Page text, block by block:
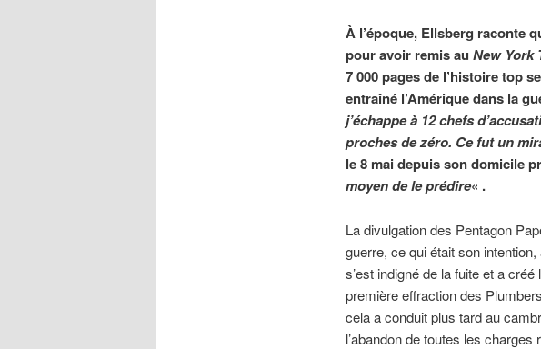
À l’époque, Ellsberg raconte
pour avoir remis au New York
7 000 pages de l’histoire top
entraîné l’Amérique dans la
j’échappe à 12 chefs
proches de zéro. Ce fut un
le 8 mai depuis son domicile
moyen de le prédire« .
La divulgation des Pentagon
guerre, ce qui était son
s’est indigné de la fuite et a créé
première effraction des
cela a conduit plus tard au
l’abandon de toutes les